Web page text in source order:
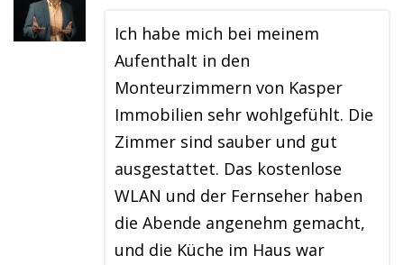
Ich habe mich bei meinem
Aufenthalt in den
Monteurzimmern von Kasper
Immobilien sehr wohlgefühlt. Die
Zimmer sind sauber und gut
ausgestattet. Das kostenlose
WLAN und der Fernseher haben
die Abende angenehm gemacht,
und die Küche im Haus war